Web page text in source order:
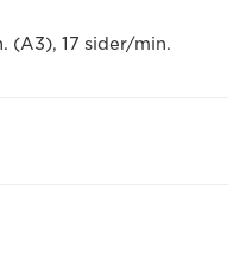
(A3), 17 sider/min.